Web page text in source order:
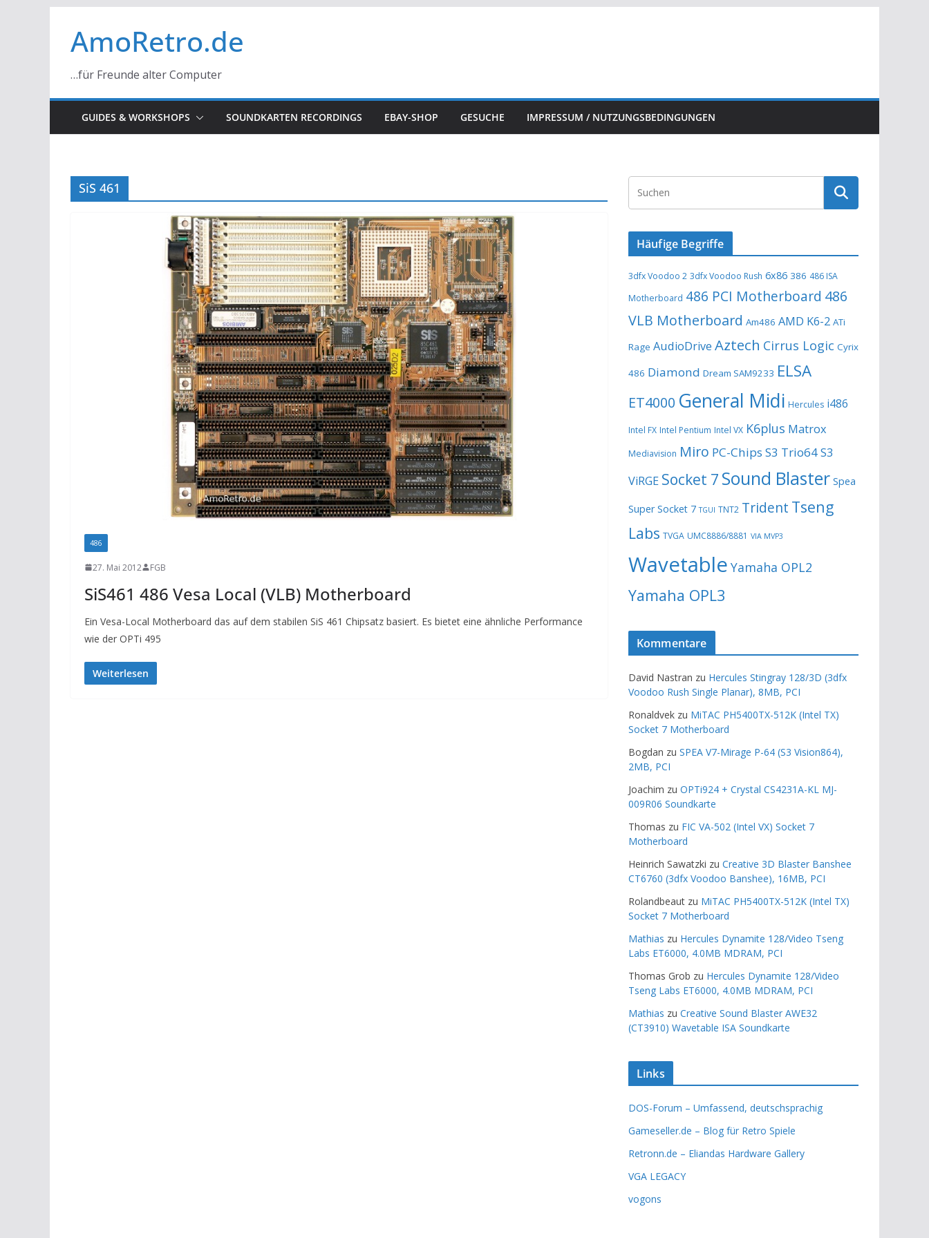
Inhalt
springen
AmoRetro.de
…für Freunde alter Computer
GUIDES & WORKSHOPS SOUNDKARTEN RECORDINGS EBAY-SHOP GESUCHE IMPRESSUM / NUTZUNGSBEDINGUNGEN
SiS 461
486
27. Mai 2012 FGB
SiS461 486 Vesa Local (VLB) Motherboard
Ein Vesa-Local Motherboard das auf dem stabilen SiS 461 Chipsatz basiert. Es bietet eine ähnliche Performance
wie der OPTi 495
Weiterlesen
Häufige Begriffe
3dfx Voodoo 2 3dfx Voodoo Rush 6x86 386 486 ISA
Motherboard 486 PCI Motherboard 486
VLB Motherboard Am486 AMD K6-2 ATi
Rage AudioDrive Aztech Cirrus Logic Cyrix
486 Diamond Dream SAM9233 ELSA
ET4000 General Midi Hercules i486
Intel FX Intel Pentium Intel VX K6plus Matrox
Mediavision Miro PC-Chips S3 Trio64S3
ViRGE Socket 7 Sound Blaster Spea
Super Socket 7 TGUI TNT2 Trident Tseng
Labs TVGA UMC8886/8881 VIA MVP3
Wavetable Yamaha OPL2
Yamaha OPL3
Kommentare
David Nastran zu Hercules Stingray 128/3D (3dfx
Voodoo Rush Single Planar), 8MB, PCI
Ronaldvek zu MiTAC PH5400TX-512K (Intel TX)
Socket 7 Motherboard
Bogdan zu SPEA V7-Mirage P-64 (S3 Vision864),
2MB, PCI
Joachim zu OPTi924 + Crystal CS4231A-KL MJ-
009R06 Soundkarte
Thomas zu FIC VA-502 (Intel VX) Socket 7
Motherboard
Heinrich Sawatzki zu Creative 3D Blaster Banshee
CT6760 (3dfx Voodoo Banshee), 16MB, PCI
Rolandbeaut zu MiTAC PH5400TX-512K (Intel TX)
Socket 7 Motherboard
Mathias zu Hercules Dynamite 128/Video Tseng
Labs ET6000, 4.0MB MDRAM, PCI
Thomas Grob zu Hercules Dynamite 128/Video
Tseng Labs ET6000, 4.0MB MDRAM, PCI
Mathias zu Creative Sound Blaster AWE32
(CT3910) Wavetable ISA Soundkarte
Links
DOS-Forum – Umfassend, deutschsprachig
Gameseller.de – Blog für Retro Spiele
Retronn.de – Eliandas Hardware Gallery
VGA LEGACY
vogons